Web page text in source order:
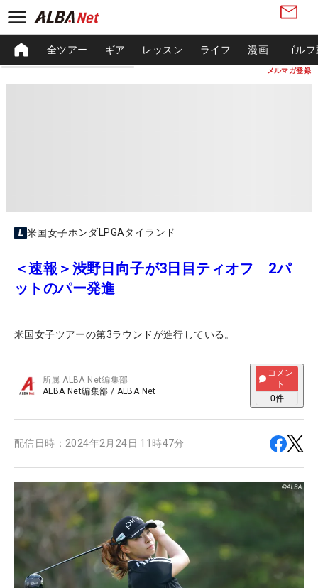
メルマガ登録
全ツアー ギア レッスン ライフ 漫画 ゴル
米国女子ホンダLPGAタイランド
＜速報＞渋野日向子が3日目ティオフ 2パ
ットのパー発進
米国女子ツアーの第3ラウンドが進行している。
所属ALBA Net編集部
ALBA Net編集部 / ALBA Net
コメン
ト
0件
配信日時： 2024年2月24日 11時47分